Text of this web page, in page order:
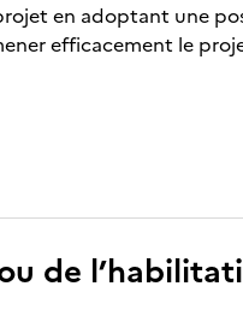
en adoptant une
efficacement le
de